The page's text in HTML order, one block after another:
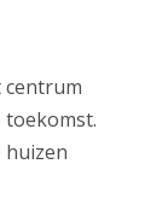
centrum
toekomst.
huizen